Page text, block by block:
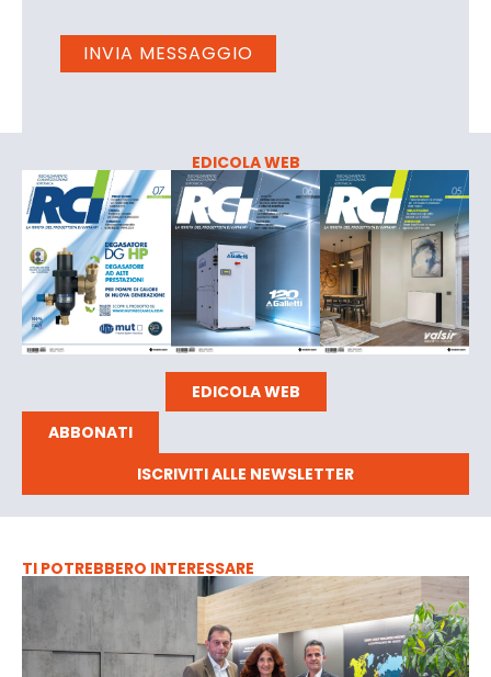
EDICOLA WEB
EDICOLA WEB
ABBONATI
ISCRIVITI ALLE NEWSLETTER
TI POTREBBERO INTERESSARE